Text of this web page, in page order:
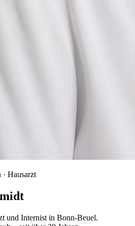
Hausarzt
und Internist in Bonn-Beuel.